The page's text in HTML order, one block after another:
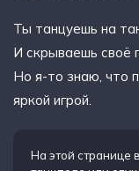
Ты танцуешь на
И скрываешь своё
Но я-то знаю, что
яркой игрой.
На этой странице